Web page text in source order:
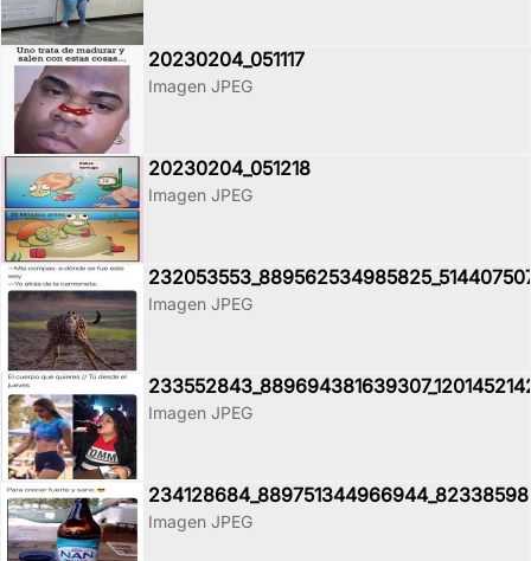
20230204_051117
Imagen JPEG
20230204_051218
Imagen JPEG
Imagen JPEG
Imagen JPEG
Imagen JPEG